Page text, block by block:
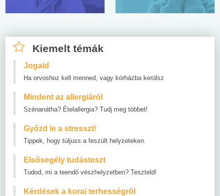
Kiemelt témák
Jogaid
Ha orvoshoz kell menned, vagy kórházba kerülsz
Mindent az allergiáról
Szénanátha? Ételallergia? Tudj meg többet!
Győzd le a stresszt!
Tippek, hogy túljuss a feszült helyzeteken.
Elsősegély tudásteszt
Tudod, mi a teendő vészhelyzetben? Teszteld!
Kérdések a korai terhességről